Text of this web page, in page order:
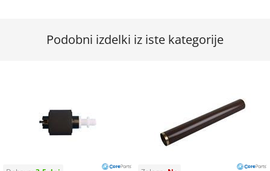
Podobni izdelki iz iste kategorije